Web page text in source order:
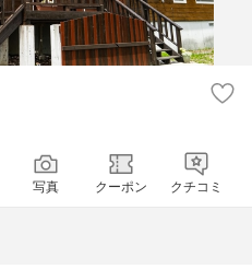
写真 クーポン クチコミ